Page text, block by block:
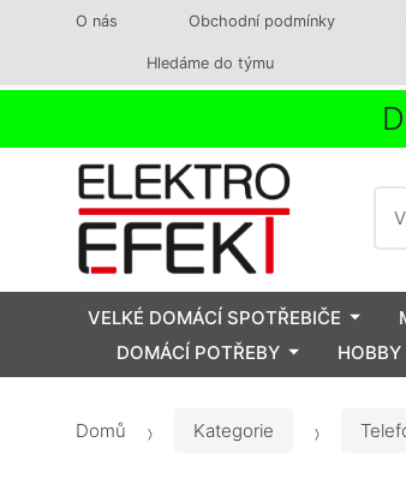
O nás Obchodní podmínky
Hledáme do týmu
VELKÉ DOMÁCÍ SPOTŘEBIČE
DOMÁCÍ POTŘEBY
Domů Kategorie